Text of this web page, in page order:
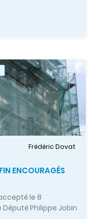
Frédéric Dovat
ENCOURAGÉS
le 8
Philippe Jobin